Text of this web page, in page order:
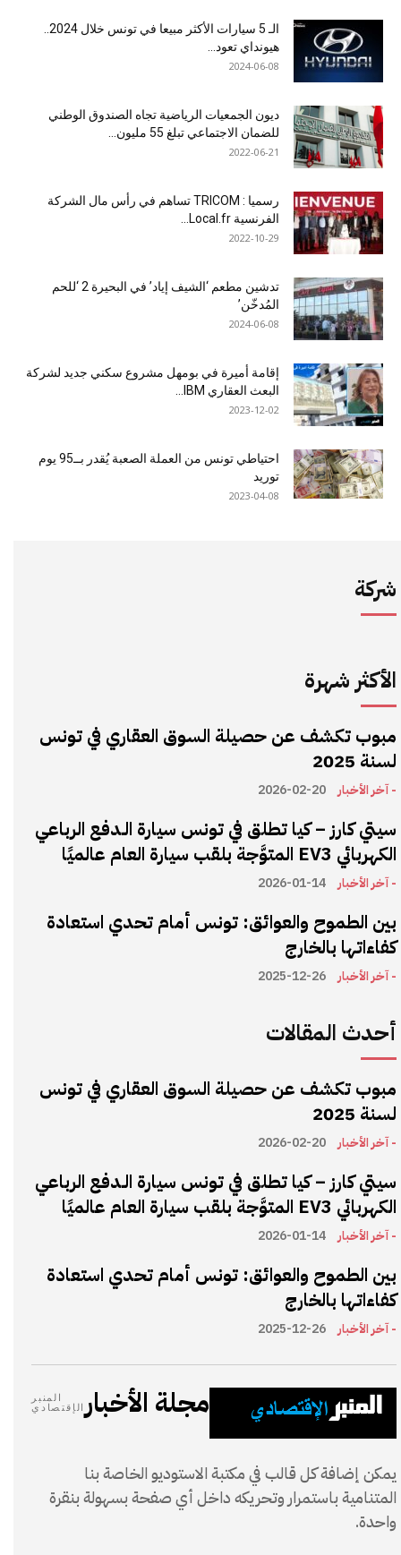
هيونداي تعود...
2024-06-08
ديون الجمعيات الرياضية تجاه الصندوق الوطني
للضمان الاجتماعي تبلغ 55 مليون...
2022-06-21
رسميا : TRICOM تساهم في رأس مال الشركة
الفرنسية Local.fr...
2022-10-29
تدشين مطعم ‘الشيف إياد’ في البحيرة 2 ‘للحم
المُدخّن’
2024-06-08
إقامة أميرة في بومهل مشروع سكني جديد لشركة
البعث العقاري IBM...
2023-12-02
احتياطي تونس من العملة الصعبة يُقدر بــ95 يوم
توريد
2023-04-08
شركة
الأكثر شهرة
مبوب تكشف عن حصيلة السوق العقاري في تونس
لسنة 2025
- آخر الأخبار 2026-02-20
سيتي كارز – كيا تطلق في تونس سيارة الـدفع الرباعي
الكهربائي EV3 المتوَّجة بلقب سيارة العام عالميًا
- آخر الأخبار 2026-01-14
بين الطموح والعوائق: تونس أمام تحدي استعادة
كفاءاتها بالخارج
- آخر الأخبار 2025-12-26
أحدث المقالات
مبوب تكشف عن حصيلة السوق العقاري في تونس
لسنة 2025
- آخر الأخبار 2026-02-20
سيتي كارز – كيا تطلق في تونس سيارة الـدفع الرباعي
الكهربائي EV3 المتوَّجة بلقب سيارة العام عالميًا
- آخر الأخبار 2026-01-14
بين الطموح والعوائق: تونس أمام تحدي استعادة
كفاءاتها بالخارج
- آخر الأخبار 2025-12-26
مجلة الأخبار
المنبر
الإقتصادي
يمكن إضافة كل قالب في مكتبة الاستوديو الخاصة بنا
المتنامية باستمرار وتحريكه داخل أي صفحة بسهولة بنقرة
واحدة.